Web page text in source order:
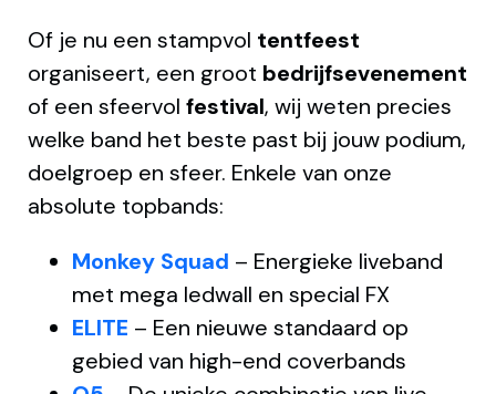
Of je nu een stampvol tentfeest
organiseert, een groot bedrijfsevenement
of een sfeervol festival, wij weten precies
welke band het beste past bij jouw podium,
doelgroep en sfeer. Enkele van onze
absolute topbands:
Monkey Squad – Energieke liveband
met mega ledwall en special FX
ELITE – Een nieuwe standaard op
gebied van high-end coverbands